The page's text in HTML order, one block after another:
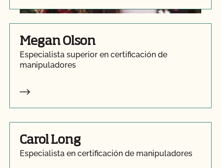
Megan Olson
Especialista superior en certificación de
manipuladores
Carol Long
Especialista en certificación de manipuladores